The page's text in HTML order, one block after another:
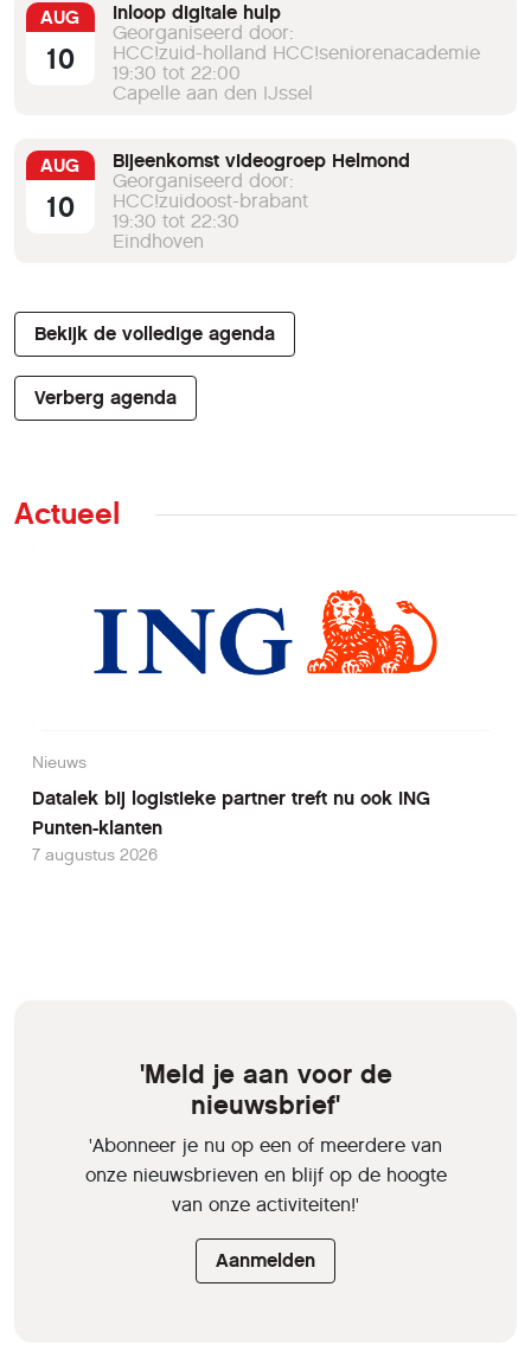
AUG
10
Inloop digitale hulp
Georganiseerd door:
HCC!zuid-holland HCC!seniorenacademie
19:30 tot 22:00
Capelle aan den IJssel
AUG
10
Bijeenkomst videogroep Helmond
Georganiseerd door:
HCC!zuidoost-brabant
19:30 tot 22:30
Eindhoven
Bekijk de volledige agenda
Verberg agenda
Actueel
Nieuws
Datalek bij logistieke partner treft nu ook ING
Punten-klanten
7 augustus 2026
'Meld je aan voor de
nieuwsbrief'
'Abonneer je nu op een of meerdere van
onze nieuwsbrieven en blijf op de hoogte
van onze activiteiten!'
Aanmelden